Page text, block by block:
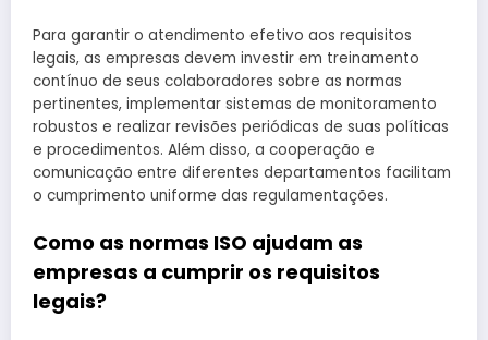
Para garantir o atendimento efetivo aos requisitos
legais, as empresas devem investir em treinamento
contínuo de seus colaboradores sobre as normas
pertinentes, implementar sistemas de monitoramento
robustos e realizar revisões periódicas de suas políticas
e procedimentos. Além disso, a cooperação e
comunicação entre diferentes departamentos facilitam
o cumprimento uniforme das regulamentações.
Como as normas ISO ajudam as
empresas a cumprir os requisitos
legais?